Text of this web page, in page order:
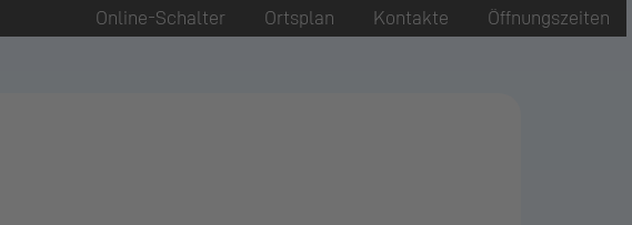
Online-Schalter Ortsplan Kontakte Öffnungszeiten